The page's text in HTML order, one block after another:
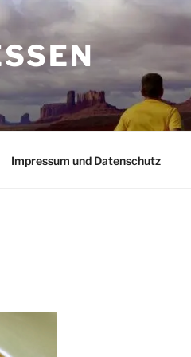
Impressum und Datenschutz